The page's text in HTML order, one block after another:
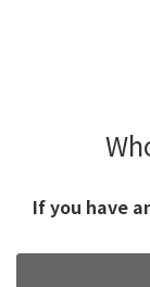
If you have